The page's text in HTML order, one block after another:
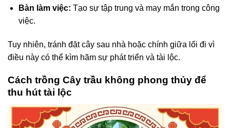
Bàn làm việc: Tạo sự tập trung và may mắn trong công
việc.
Tuy nhiên, tránh đặt cây sau nhà hoặc chính giữa lối đi vì
điều này có thể kìm hãm sự phát triển và tài lộc.
Cách trồng Cây trầu không phong thủy để
thu hút tài lộc